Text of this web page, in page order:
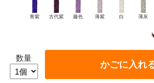
青紫 古代紫 藤色 薄紫 白 薄灰
数量